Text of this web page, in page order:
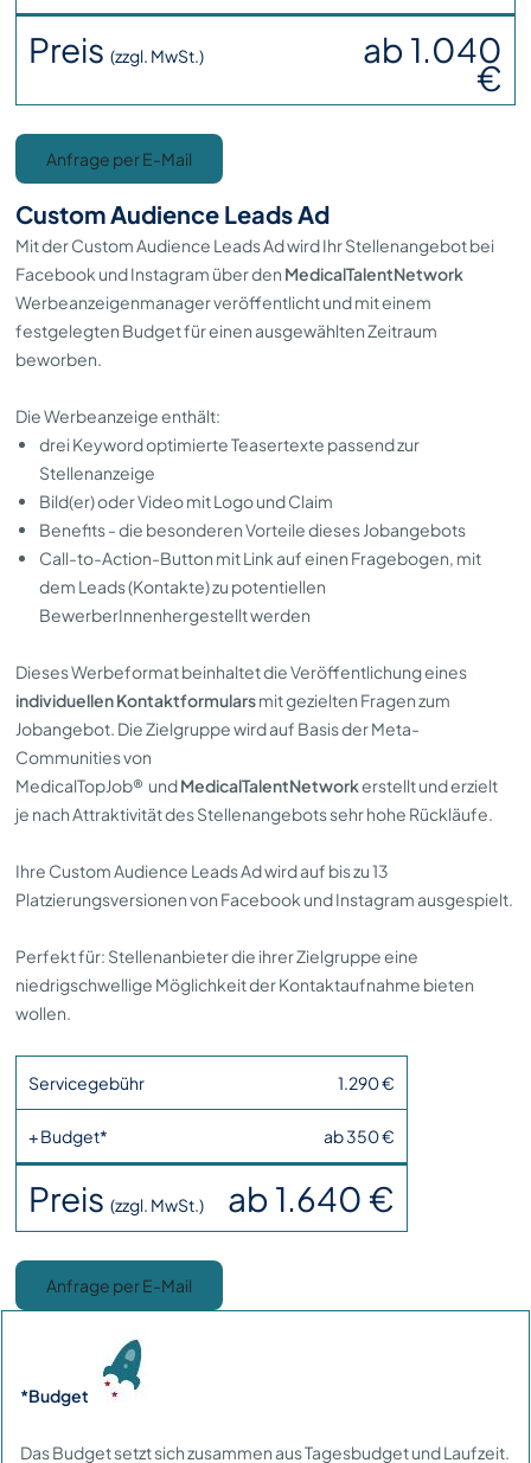
Preis (zzgl. MwSt.) ab 1.040
€
Anfrage per E-Mail
Custom Audience Leads Ad
Mit der Custom Audience Leads Ad wird Ihr Stellenangebot bei
Facebook und Instagram über den MedicalTalentNetwork
Werbeanzeigenmanager veröffentlicht und mit einem
festgelegten Budget für einen ausgewählten Zeitraum
beworben.
Die Werbeanzeige enthält:
drei Keyword optimierte Teasertexte passend zur
Stellenanzeige
Bild(er) oder Video mit Logo und Claim
Benefits - die besonderen Vorteile dieses Jobangebots
Call-to-Action-Button mit Link auf einen Fragebogen, mit
dem Leads (Kontakte) zu potentiellen
BewerberInnenhergestellt werden
Dieses Werbeformat beinhaltet die Veröffentlichung eines
individuellen Kontaktformularsmit gezielten Fragen zum
Jobangebot. Die Zielgruppe wird auf Basis der Meta-
Communities von
MedicalTopJob® undMedicalTalentNetworkerstellt und erzielt
je nach Attraktivität des Stellenangebots sehr hohe Rückläufe.
Ihre Custom Audience Leads Ad wird auf bis zu 13
Platzierungsversionen von Facebook und Instagram ausgespielt.
Perfekt für: Stellenanbieter die ihrer Zielgruppe eine
niedrigschwellige Möglichkeit der Kontaktaufnahme bieten
wollen.
Servicegebühr 1.290 €
+ Budget* ab 350 €
Preis (zzgl. MwSt.) ab 1.640 €
Anfrage per E-Mail
*Budget
Das Budget setzt sich zusammen aus Tagesbudget und Laufzeit.